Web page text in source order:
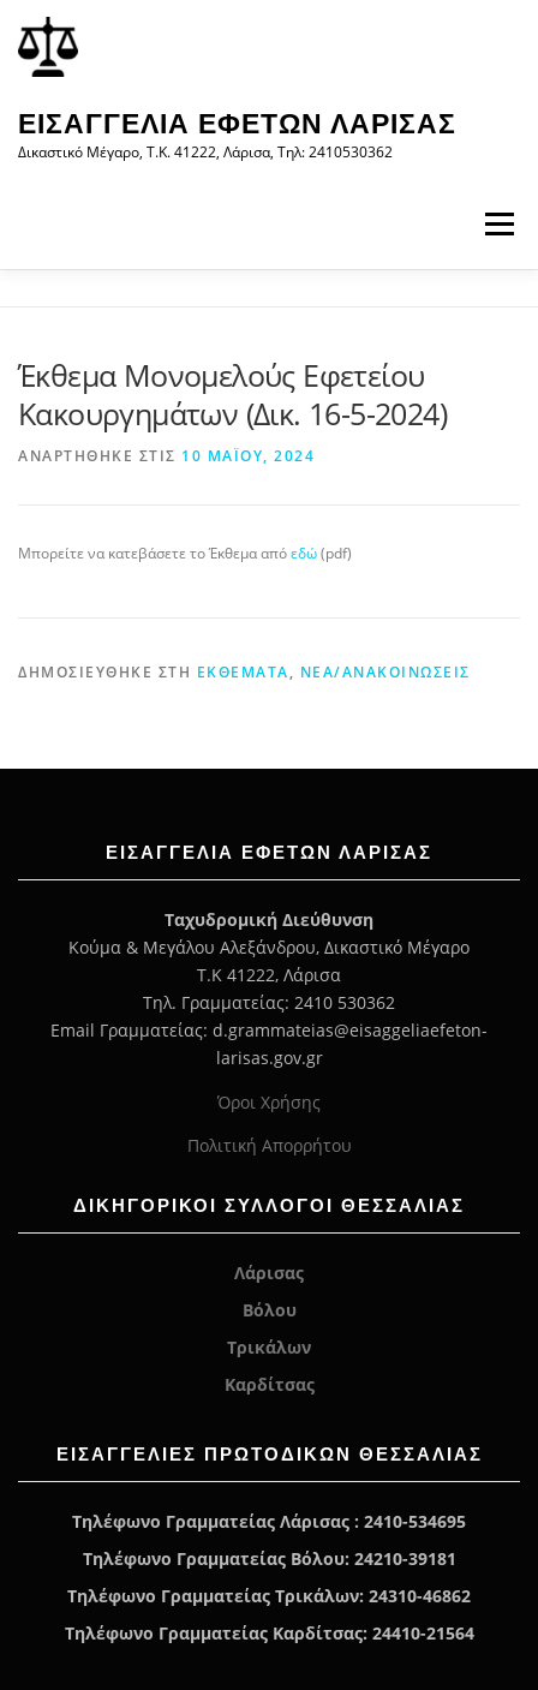
περιεχόμενο
στο
περιεχόμενο
ΕΙΣΑΓΓΕΛΊΑ ΕΦΕΤΏΝ ΛΆΡΙΣΑΣ
Δικαστικό Μέγαρο, Τ.Κ. 41222, Λάρισα, Τηλ: 2410530362
Μενού
ΝΈΑ/ΑΝΑΚΟΙΝΏΣΕΙΣ ΈΝΤΥΠΑ
Έκθεμα Μονομελούς Εφετείου
Κακουργημάτων (Δικ. 16-5-2024)
ΑΝΑΡΤΉΘΗΚΕ ΣΤΙΣ 10 ΜΑΪ́ΟΥ, 2024
Μπορείτε να κατεβάσετε το Έκθεμα απόεδώ(pdf)
ΔΗΜΟΣΙΕΎΘΗΚΕ ΣΤΗ ΕΚΘΈΜΑΤΑ, ΝΈΑ/ΑΝΑΚΟΙΝΏΣΕΙΣ
ΕΙΣΑΓΓΕΛΊΑ ΕΦΕΤΏΝ ΛΆΡΙΣΑΣ
Ταχυδρομική Διεύθυνση
Κούμα & Μεγάλου Αλεξάνδρου, Δικαστικό Μέγαρο
Τ.Κ 41222, Λάρισα
Τηλ. Γραμματείας: 2410 530362
Email Γραμματείας: d.grammateias@eisaggeliaefeton-
larisas.gov.gr
Όροι Χρήσης
Πολιτική Απορρήτου
ΔΙΚΗΓΟΡΙΚΟΙ ΣΥΛΛΟΓΟΙ ΘΕΣΣΑΛΙΑΣ
Λάρισας
Βόλου
Τρικάλων
Καρδίτσας
ΕΙΣΑΓΓΕΛΊΕΣ ΠΡΩΤΟΔΙΚΏΝ ΘΕΣΣΑΛΙΑΣ
Τηλέφωνο Γραμματείας Λάρισας : 2410-534695
Τηλέφωνο Γραμματείας Βόλου: 24210-39181
Τηλέφωνο Γραμματείας Τρικάλων: 24310-46862
Τηλέφωνο Γραμματείας Καρδίτσας: 24410-21564